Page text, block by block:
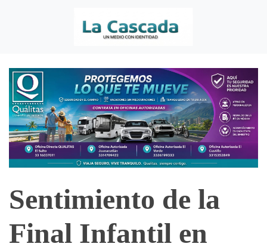
Sentimiento de la
Final Infantil en